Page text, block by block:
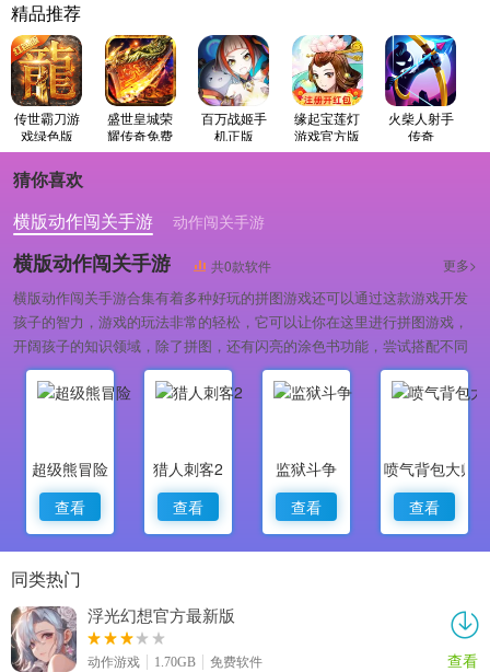
精品推荐
传世霸刀游
戏绿色版
盛世皇城荣
耀传奇免费
原版
百万战姬手
机正版
缘起宝莲灯
游戏官方版
火柴人射手
传奇
猜你喜欢
横版动作闯关手游
动作闯关手游
横版动作闯关手游 共0款软件 更多>
横版动作闯关手游合集有着多种好玩的拼图游戏还可以通过这款游戏开发
孩子的智力，游戏的玩法非常的轻松，它可以让你在这里进行拼图游戏，
开阔孩子的知识领域，除了拼图，还有闪亮的涂色书功能，尝试搭配不同
的颜色来构建出你心目中美丽的人鱼公主吧！
超级熊冒险
查看
猎人刺客2
查看
监狱斗争
查看
喷气背包大师
查看
同类热门
浮光幻想官方最新版
动作游戏 1.70GB 免费软件 查看